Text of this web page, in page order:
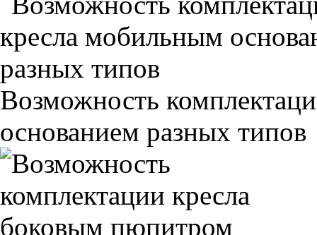
Возможность
основанием разных типов